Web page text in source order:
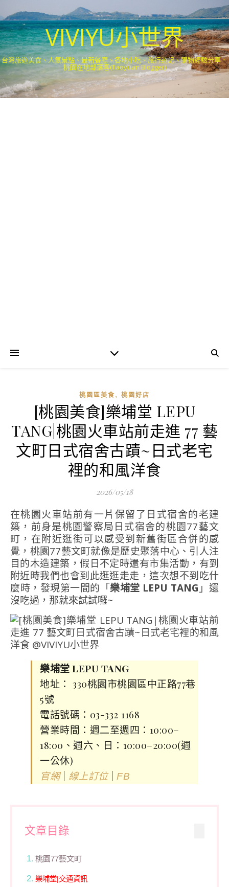
VIVIYU小世界
台灣旅遊美食、人氣景點、最新餐廳、各地小吃、旅行遊記、購物經驗分享．
桃園在地部落客(Taoyuan Blogger)
桃園區美食 , 桃園好店
[桃園美食]樂埔堂 LEPU
TANG|桃園火車站前走進 77 藝
文町日式宿舍古蹟~日式老宅
裡的和風洋食
2026/05/18
在桃園火車站前有一片保留了日式宿舍的老建
築，前身是桃園警察局日式宿舍的桃園77藝文
町，在附近逛街可以感受到新舊街區合併的感
覺，桃園77藝文町就像是歷史聚落中心、引人注
目的木造建築，假日不定時還有市集活動，有到
附近時我們也會到此逛逛走走，這次想不到吃什
麼時，發現第一間的「樂埔堂 LEPU TANG 」還
沒吃過，那就來試試囉~
樂埔堂 LEPU TANG
地址： 330桃園市桃園區中正路77巷
5號
電話號碼：03-332 1168
營業時間：週二至週四：10:00–
18:00、週六、日：10:00–20:00(週
一公休)
官網| 線上訂位| FB
文章目錄
桃園77藝文町
樂埔堂|交通資訊